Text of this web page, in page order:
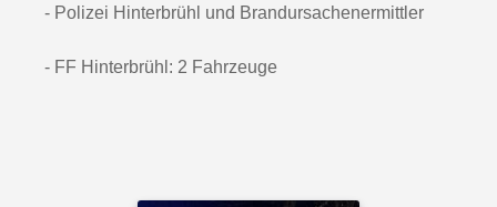
- Polizei Hinterbrühl und Brandursachenermittler
- FF Hinterbrühl: 2 Fahrzeuge